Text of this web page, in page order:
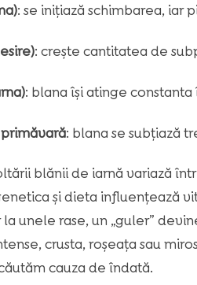
: se inițiază schimbarea,
: crește cantitatea de
: blana își atinge
: blana se subțiază
blănii de iarnă variază
și dieta influențează
la unele rase, un „guler”
crusta, roșeața sau
cauza de îndată.